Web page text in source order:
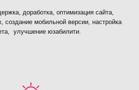
доработка, оптимизация сайта,
создание мобильной версии, настройка
улучшение юзабилити.